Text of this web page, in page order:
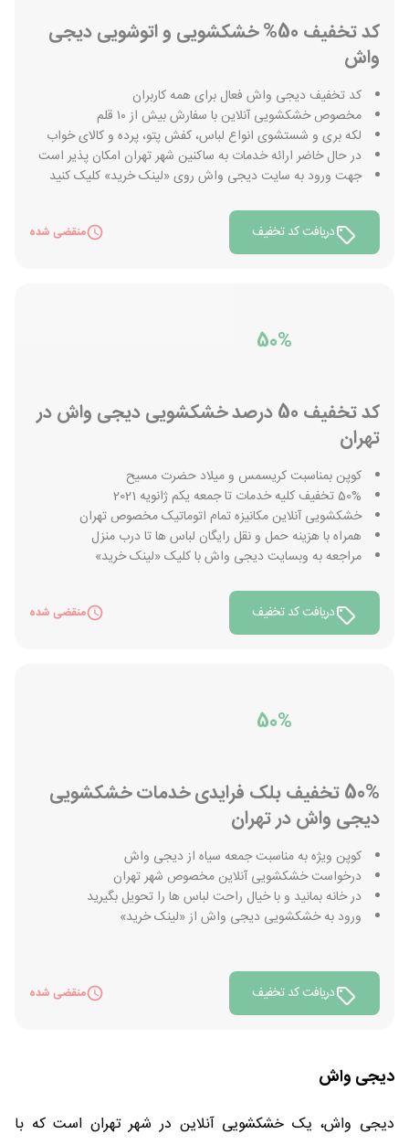
کد تخفیف 50% خشکشویی و اتوشویی دیجی
واش
کد تخفیف دیجی واش فعال برای همه کاربران
مخصوص خشکشویی آنلاین با سفارش بیش از ١٠ قلم
لکه بری و شستشوی انواع لباس، کفش پتو، پرده و کالای خواب
در حال خاضر ارائه خدمات به ساکنین شهر تهران امکان پذیر است
جهت ورود به سایت دیجی واش روی «لینک خرید» کلیک کنید
دریافت کد تخفیف منقضی شده
50%
کد تخفیف 50 درصد خشکشویی دیجی واش در
تهران
کوپن بمناسبت کریسمس و میلاد حضرت مسیح
50% تخفیف کلیه خدمات تا جمعه یکم ژانویه 2021
خشکشویی آنلاین مکانیزه تمام اتوماتیک مخصوص تهران
همراه با هزینه حمل و نقل رایگان لباس ها تا درب منزل
مراجعه به وبسایت دیجی واش با کلیک «لینک خرید»
دریافت کد تخفیف منقضی شده
50%
50% تخفیف بلک فرایدی خدمات خشکشویی
دیجی واش در تهران
کوپن ویژه به مناسبت جمعه سیاه از دیجی واش
درخواست خشکشویی آنلاین مخصوص شهر تهران
در خانه بمانید و با خیال راحت لباس ها را تحویل بگیرید
ورود به خشکشویی دیجی واش از «لینک خرید»
دریافت کد تخفیف منقضی شده
دیجی واش
دیجی واش، یک خشکشویی آنلاین در شهر تهران است که با